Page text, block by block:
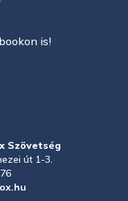
is!
Szövetség
út 1-3.